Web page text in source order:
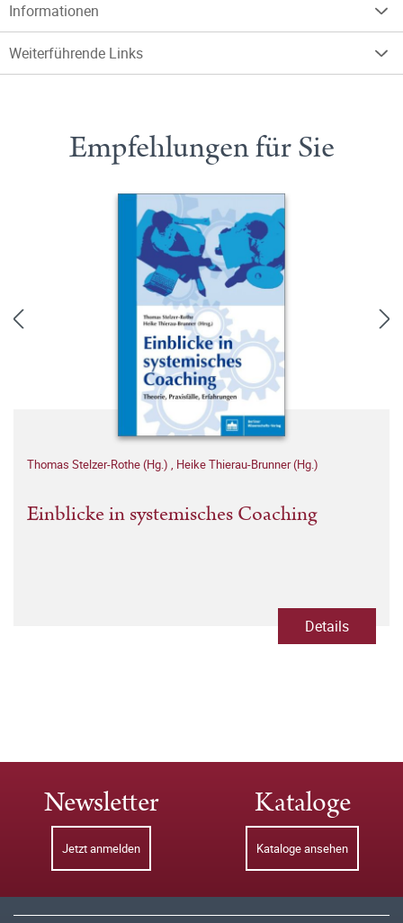
Informationen
Weiterführende Links
Empfehlungen für Sie
Thomas Stelzer-Rothe (Hg.) , Heike Thierau-Brunner (Hg.)
Einblicke in systemisches Coaching
Details
Newsletter
Jetzt anmelden
Kataloge
Kataloge ansehen